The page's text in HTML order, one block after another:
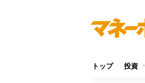
トップ 投資